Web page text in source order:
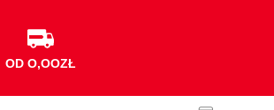
OD O,OOZŁ